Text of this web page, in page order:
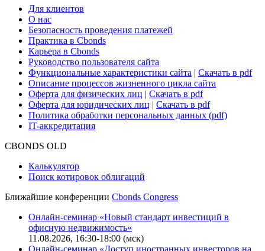
Глоссарий
Поддержка
Для клиентов
О нас
Безопасность проведения платежей
Практика в Cbonds
Карьера в Cbonds
Руководство пользователя сайта
Функциональные характеристики сайта|Скачать в pdf
Описание процессов жизненного цикла сайта
Оферта для физических лиц
Оферта для юридических лиц
IT-аккредитация
Поиск котировок облигаций
Ближайшие конференцииCbonds Congress